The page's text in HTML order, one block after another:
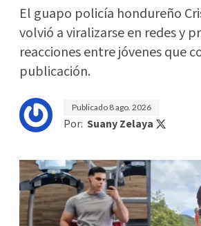
El guapo policía hondureño
volvió a viralizarse en redes y
reacciones entre jóvenes que
publicación.
Publicado 8 ago. 2026
Por: Suany Zelaya